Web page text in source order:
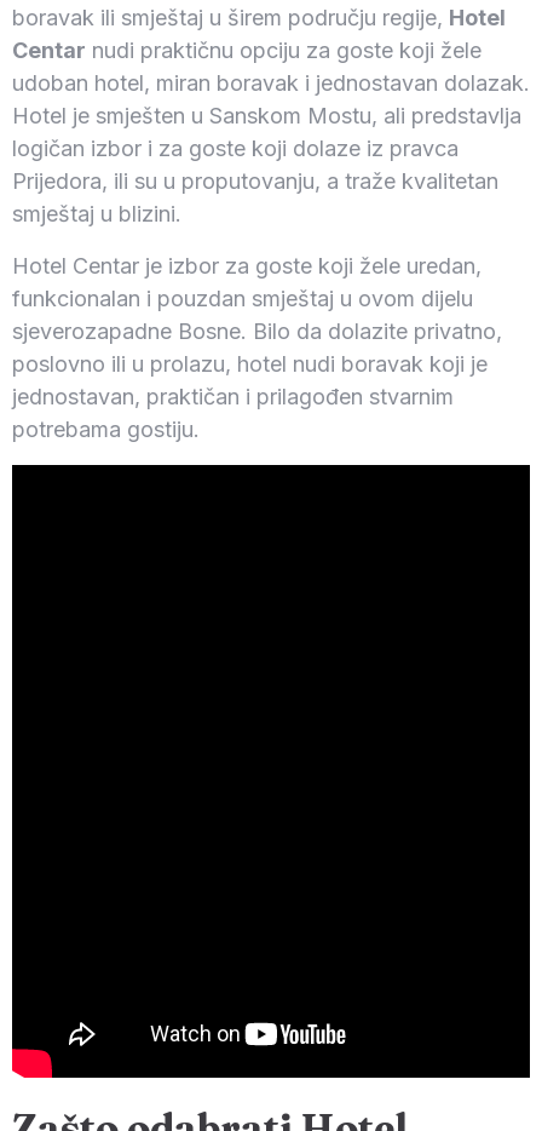
boravak ili smještaj u širem području regije, Hotel
Centar nudi praktičnu opciju za goste koji žele
udoban hotel, miran boravak i jednostavan dolazak.
Hotel je smješten u Sanskom Mostu, ali predstavlja
logičan izbor i za goste koji dolaze iz pravca
Prijedora, ili su u proputovanju, a traže kvalitetan
smještaj u blizini.
Hotel Centar je izbor za goste koji žele uredan,
funkcionalan i pouzdan smještaj u ovom dijelu
sjeverozapadne Bosne. Bilo da dolazite privatno,
poslovno ili u prolazu, hotel nudi boravak koji je
jednostavan, praktičan i prilagođen stvarnim
potrebama gostiju.